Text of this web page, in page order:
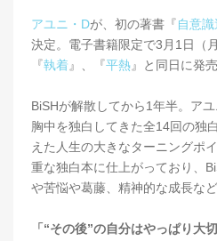
アユニ・Dが、初の著書『自意
決定。電子書籍限定で3月1日（
『執着 』、『平熱 』と同日に発
BiSHが解散してから1年半。ア
胸中を独白してきた全14回の独
えた人生の大きなターニングポ
重な独白本に仕上がっており、
や苦悩や葛藤、精神的な成長な
「“その後”の自分はやっぱり大